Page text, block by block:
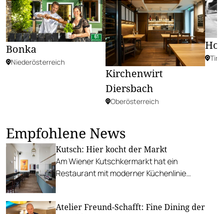
Bonka
Niederösterreich
Kirchenwirt
Diersbach
Oberösterreich
Tirol
Empfohlene News
Kutsch: Hier kocht der Markt
Am Wiener Kutschkermarkt hat ein
Restaurant mit moderner Küchenlinie
Atelier Freund-Schafft: Fine Dining der